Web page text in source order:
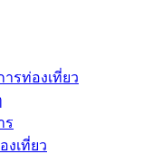
รท่องเที่ยว
ร
งเที่ยว